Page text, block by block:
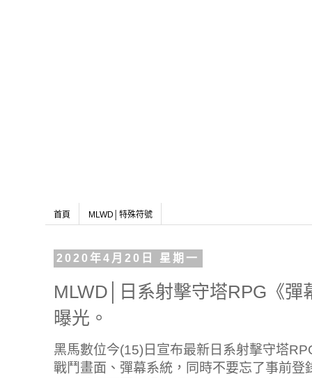
首頁 MLWD│特殊符號
2020年4月20日 星期一
MLWD│日系射擊守塔RPG《
曝光。
黑馬數位今(15)日宣布最新日系射擊守塔
戰鬥畫面、彈幕系統，同時不要忘了事前